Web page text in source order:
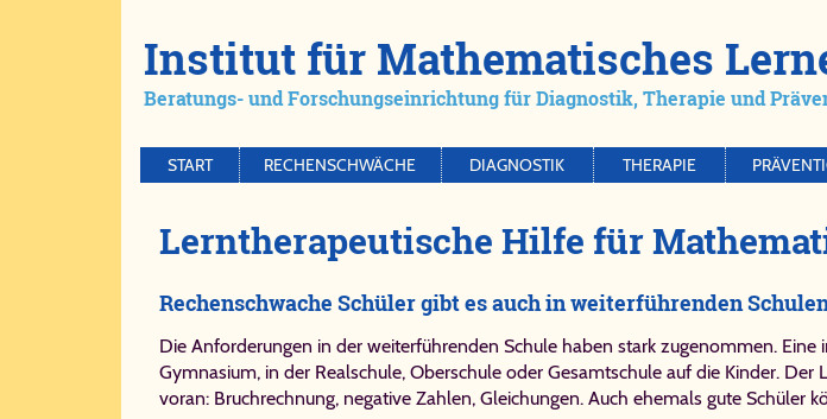
Ins­ti­tut für Ma­the­ma­ti­sches
Be­ra­tungs- und For­schungs­ein­rich­tung für Dia­gno­stik, The­ra­pie und
START RECHENSCHWÄCHE DIAGNOSTIK THERAPIE
Lern­the­ra­peu­ti­sche Hil­fe für
Rechenschwache Schüler gibt es auch in weiterführenden
Die Anforderungen in der weiterführenden Schule haben stark zugenommen.
Gymnasium, in der Realschule, Oberschule oder Gesamtschule auf die Kinder.
voran: Bruchrechnung, negative Zahlen, Gleichungen. Auch ehemals gute Schüler